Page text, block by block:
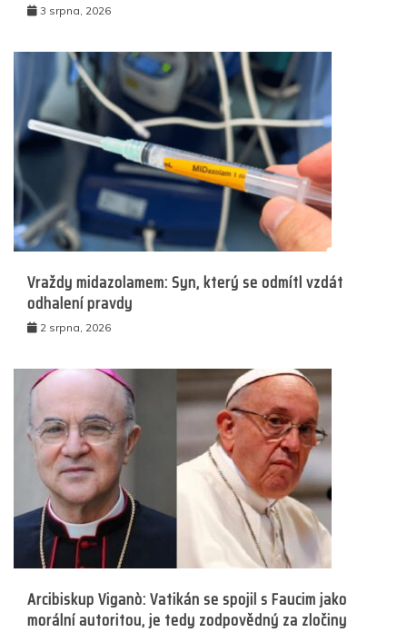
3 srpna, 2026
Vraždy midazolamem: Syn, který se odmítl vzdát
odhalení pravdy
2 srpna, 2026
Arcibiskup Viganò: Vatikán se spojil s Faucim jako
morální autoritou, je tedy zodpovědný za zločiny